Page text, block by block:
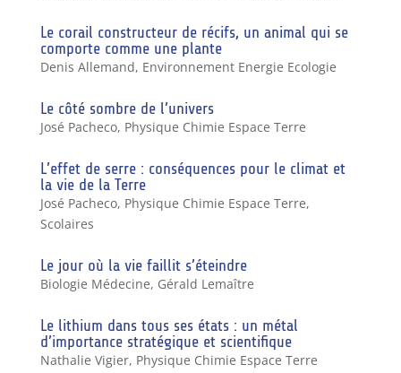
Le corail constructeur de récifs, un animal qui se
comporte comme une plante
Denis Allemand, Environnement Energie Ecologie
Le côté sombre de l’univers
José Pacheco, Physique Chimie Espace Terre
L’effet de serre : conséquences pour le climat et
la vie de la Terre
José Pacheco, Physique Chimie Espace Terre,
Scolaires
Le jour où la vie faillit s’éteindre
Biologie Médecine, Gérald Lemaître
Le lithium dans tous ses états : un métal
d’importance stratégique et scientifique
Nathalie Vigier, Physique Chimie Espace Terre